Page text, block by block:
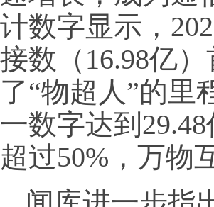
计数字显示，
接数（16.98亿
了“物超人”的里
一数字达到
超过50%，万物